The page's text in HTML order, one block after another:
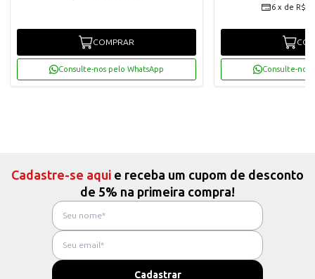
COMPRAR
Consulte-nos pelo WhatsApp
6 x de
Consulte-nos
Cadastre-se aqui e receba um cupom de desconto
de 5% na primeira compra!